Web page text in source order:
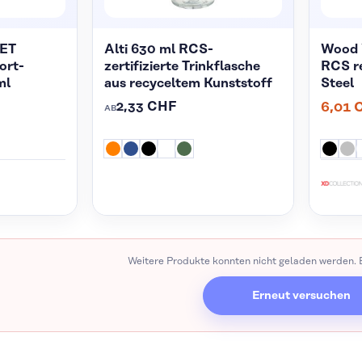
Alti 630 ml RCS-
zertifizierte Trinkflasche
aus recyceltem Kunststoff
AB2,33 CHF
Wood
RCS
Steel
6,01
Weitere Produkte konnten nicht geladen werden.
Erneut versuchen